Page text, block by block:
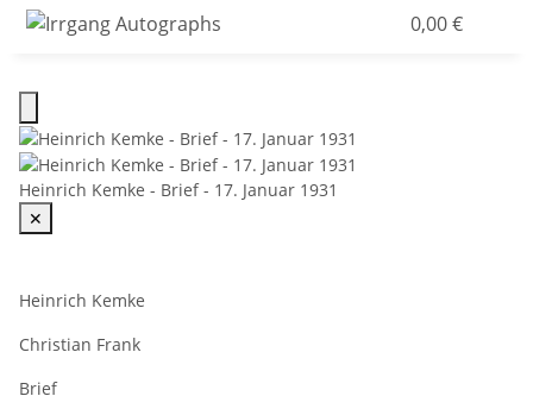
0,00 €
Heinrich Kemke - Brief - 17. Januar 1931
✕
Heinrich Kemke
Christian Frank
Brief